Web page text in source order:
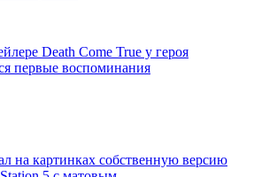
Death Come True у героя
первые воспоминания
на картинках собственную версию